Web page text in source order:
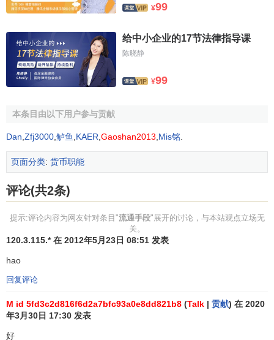
3、两者购买的对象不同：作为流通手段的货币，购买的
务。
4、两者货币交付的时间和空间不同：作为流通手段的货
币，在购买商品是，一般都是一次性交付，即“一手交钱，一
是分次交付的，在时间和空间上是可以分开的。或先交钱，
相关条目
价值尺度
支付手段
贮藏手段
¥99
给中小企业的17节法律指导课
陈晓静
¥99
本条目由以下用户参与贡献
Dan Zfj3000 鲈鱼 KAER Gaoshan2013 Mis铭
页面分类: 货币职能
评论(共2条)
提示:评论内容为网友针对条目"流通手段"展开的讨论，与本站观点立场无
关。
120.3.115.* 在 2012年5月23日 08:51 发表
hao
回复评论
M id 5fd3c2d816f6d2a7bfc93a0e8dd821b8 (Talk | 贡献) 在 2020
年3月30日 17:30 发表
好